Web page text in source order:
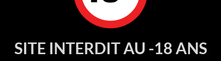
SITE INTERDIT AU -18 ANS